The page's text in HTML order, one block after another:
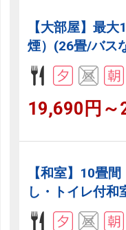
【大部屋】最
煙）(26畳/バス
19,690円～
【和室】10畳
し・トイレ付和